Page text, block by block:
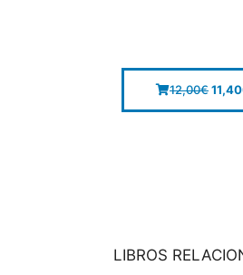
12,00€11,40
LIBROS